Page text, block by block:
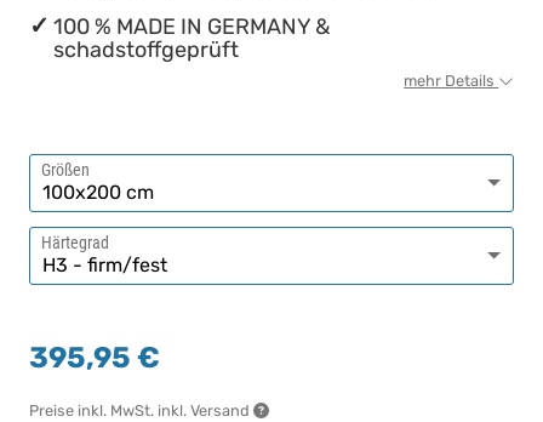
100 % MADE IN GERMANY &
schadstoffgeprüft
mehr Details
Größen
Härtegrad
395,95 €
Preise inkl. MwSt. inkl. Versand